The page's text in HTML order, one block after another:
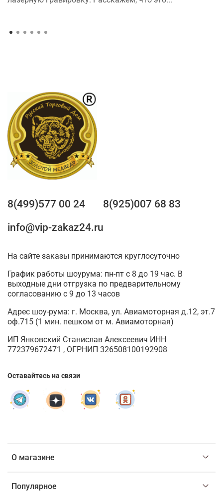
О магазине
Популярное
8(499)577 00 24
8(925)007 68 83
info@vip-zakaz24.ru
На сайте заказы принимаются круглосуточно
График работы шоурума: пн-пт с 8 до 19 час. В
выходные дни отгрузка по предварительному
согласованию с 9 до 13 часов
Адрес шоу-рума: г. Москва, ул. Авиамоторная д.12, эт.7
оф.715 (1 мин. пешком от м. Авиамоторная)
ИП Янковский Станислав Алексеевич ИНН
772379672471 , ОГРНИП 326508100192908
Оставайтесь на связи